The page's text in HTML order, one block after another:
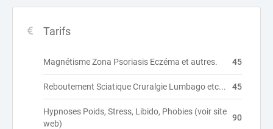
Tarifs
Magnétisme Zona Psoriasis Eczéma et autres. 45
Reboutement Sciatique Cruralgie Lumbago etc... 45
Hypnoses Poids, Stress, Libido, Phobies (voir site
web)
90